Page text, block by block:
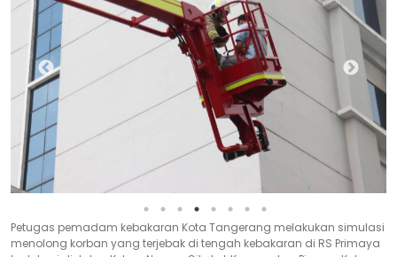
Petugas pemadam kebakaran Kota Tangerang melakukan simulasi
menolong korban yang terjebak di tengah kebakaran di RS Primaya